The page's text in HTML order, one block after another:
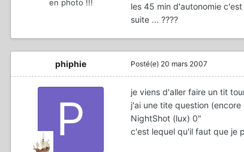
en photo !!!
les 45 min d'autonomie
suite ... ????
phiphie Posté(e) 20 mars 2007
je viens d'aller faire un tit
j'ai une tite question
NightShot (lux) 0"
c'est lequel qu'il faut que je